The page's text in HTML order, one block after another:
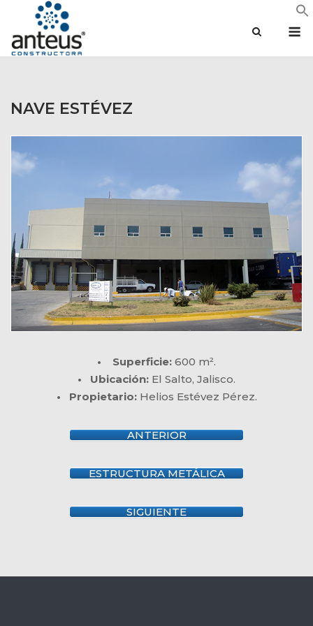
contenido
NAVE ESTÉVEZ
• Superficie: 600 m².
• Ubicación: El Salto, Jalisco.
• Propietario:Helios Estévez Pérez.
ANTERIOR
ESTRUCTURA METÁLICA
SIGUIENTE